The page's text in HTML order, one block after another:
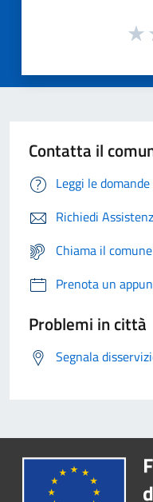
Contatta il
Leggi le
Richiedi
Chiama il
Prenota un
Problemi in città
Segnala